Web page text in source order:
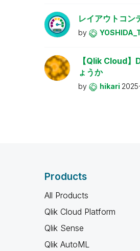
レイアウトコン
by
【Qlik Cloud
ょうか
by hikari
Products
All Products
Qlik Cloud Platform
Qlik Sense
Qlik AutoML